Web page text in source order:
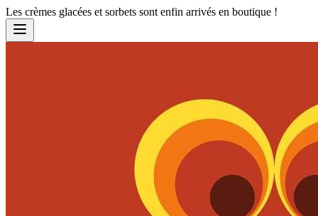
Les crèmes glacées et sorbets sont enfin arrivés en boutique !